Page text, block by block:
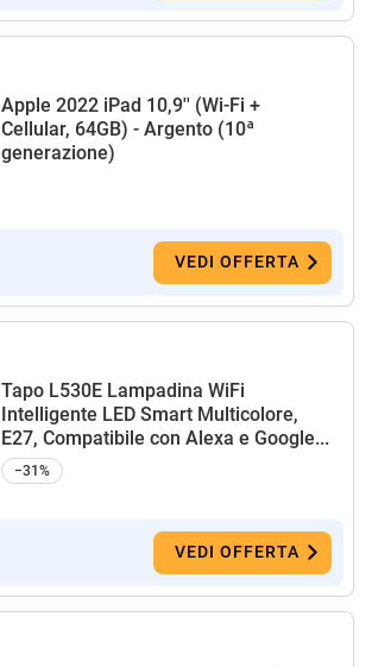
Apple 2022 iPad 10,9'' (Wi-Fi +
Cellular, 64GB) - Argento (10ª
generazione)
VEDI OFFERTA
Tapo L530E Lampadina WiFi
Intelligente LED Smart Multicolore,
E27, Compatibile con Alexa e Google...
−31%
VEDI OFFERTA